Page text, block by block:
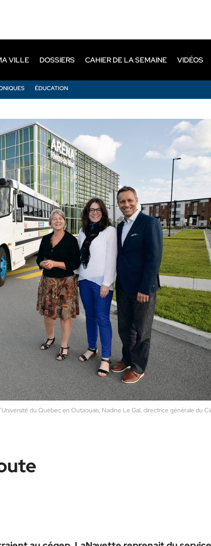
ÉDUCATION
VILLE DOSSIERS CAHIER DE LA SEMAINE VIDÉOS
du Québec en Outaouais, Nadine Le Gal, directrice générale du